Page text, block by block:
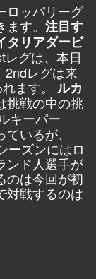
ロッパリーグ
す。 注目す
タリアダービ
グは、本日
2ndレグは来
ます。 ルカ
挑戦の中の挑
キーパー
いるが、
ーズンにはロ
ンド人選手が
のは今回が初
対戦するのは